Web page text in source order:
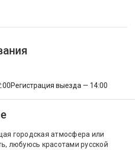
Регистрация выезда — 14:00
городская атмосфера или
любуюсь красотами русской